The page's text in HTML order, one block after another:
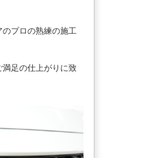
プロの熟練の施工
満足の仕上がりに致